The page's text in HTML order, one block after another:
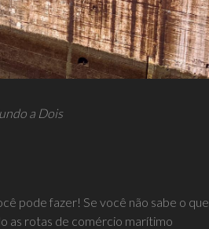
a Dois
pode fazer! Se você não sabe o que
as rotas de comércio marítimo